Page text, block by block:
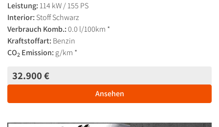
Leistung: 114 kW / 155 PS
Interior: Stoff Schwarz
Verbrauch Komb.:0.0 l/100km *
Kraftstoffart: Benzin
CO2 Emission: g/km *
32.900 €
Ansehen